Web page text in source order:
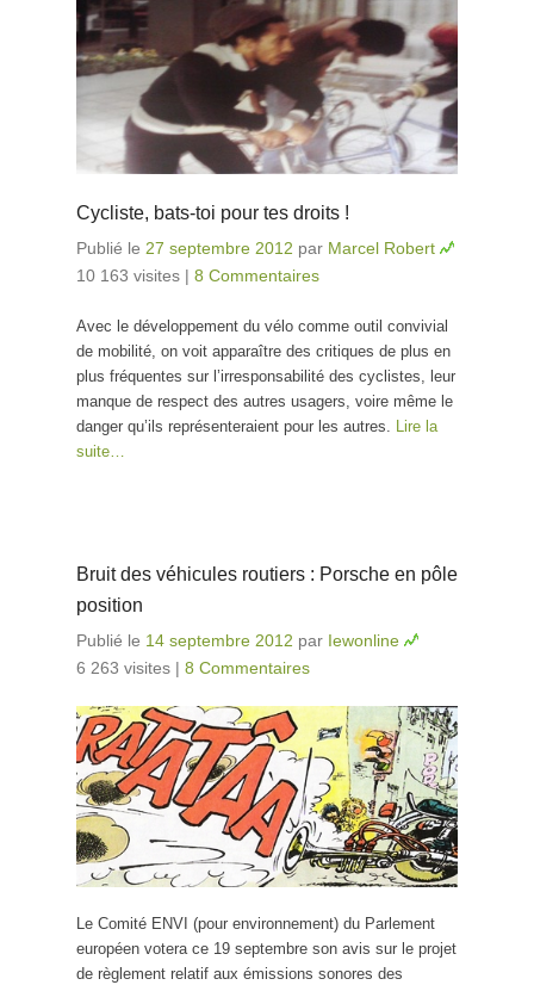
Cycliste, bats-toi pour tes droits !
Publié le 27 septembre 2012 par Marcel Robert
10 163 visites | 8 Commentaires
Avec le développement du vélo comme outil convivial
de mobilité, on voit apparaître des critiques de plus en
plus fréquentes sur l’irresponsabilité des cyclistes, leur
manque de respect des autres usagers, voire même le
danger qu’ils représenteraient pour les autres.
Lire la
suite…
Bruit des véhicules routiers : Porsche en pôle
position
Publié le 14 septembre 2012 par Iewonline
6 263 visites | 8 Commentaires
Le Comité ENVI (pour environnement) du Parlement
européen votera ce 19 septembre son avis sur le projet
de règlement relatif aux émissions sonores des